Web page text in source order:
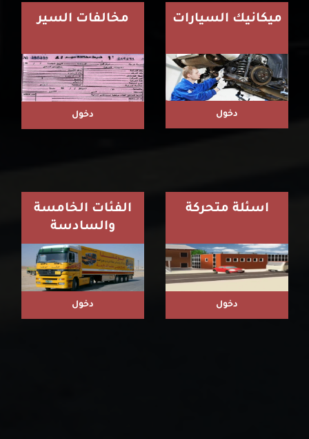
ميكانيك السيارات
دخول
مخالفات السير
دخول
اسئلة متحركة
دخول
الفئات الخامسة
والسادسة
دخول